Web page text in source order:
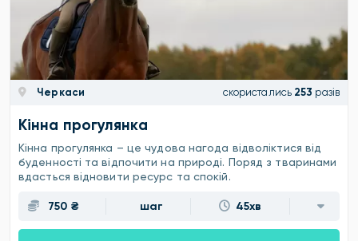
Черкаси скористались 253 разів
Кінна прогулянка
Кінна прогулянка – це чудова нагода відволіктися від
буденності та відпочити на природі. Поряд з тваринами
вдасться відновити ресурс та спокій.
750 ₴ шаг 45хв